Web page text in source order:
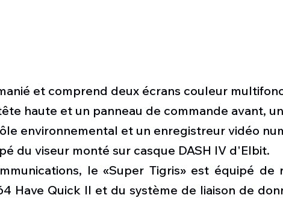
et comprend deux écrans couleur
haute et un panneau de commande avant,
environnemental et un enregistreur vidéo
du viseur monté sur casque DASH IV d'Elbit.
le «Super Tigris» est équipé de
Have Quick II et du système de liaison de